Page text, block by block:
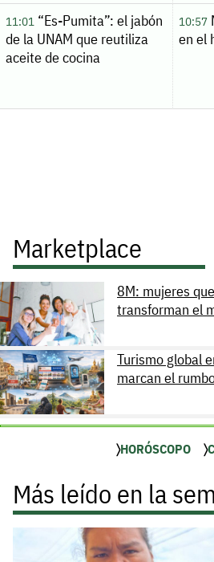
11:01“Es-Pumita”: el jabón
de la UNAM que reutiliza
aceite de cocina
10:57
en el
Marketplace
8M: mujeres
transforman el
Turismo global
marcan el
HORÓSCOPO
Más leído en la